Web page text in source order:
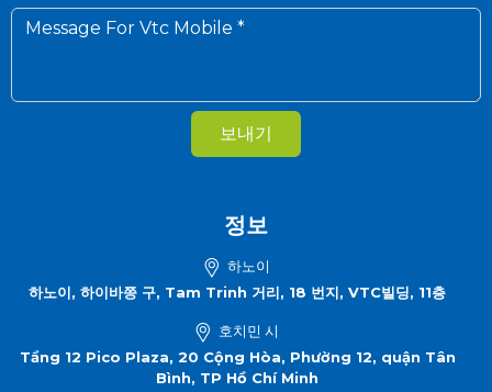
보내기
정보
하노이
하노이, 하이바쯩 구, Tam Trinh 거리, 18 번지, VTC빌딩, 11층
호치민 시
Tầng 12 Pico Plaza, 20 Cộng Hòa, Phường 12, quận Tân
Bình, TP Hồ Chí Minh